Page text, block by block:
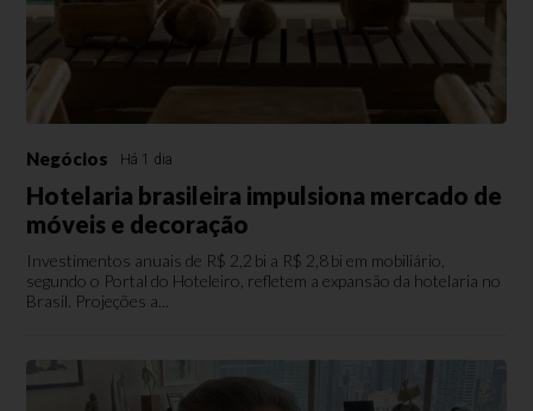
Negócios Há 1 dia
Hotelaria brasileira impulsiona mercado de
móveis e decoração
Investimentos anuais de R$ 2,2 bi a R$ 2,8 bi em mobiliário,
segundo o Portal do Hoteleiro, refletem a expansão da hotelaria no
Brasil. Projeções a...